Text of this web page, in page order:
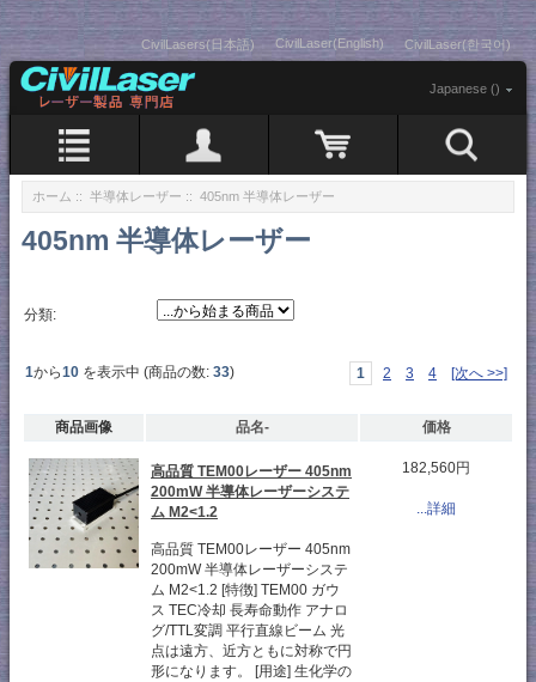
CivilLasers(日本語) CivilLaser(English) CivilLaser(한국어)
Japanese ()
ホーム :: 半導体レーザー :: 405nm 半導体レーザー
405nm 半導体レーザー
分類:
1から10 を表示中 (商品の数: 33) 1 2 3 4 [次へ >>]
商品画像 品名- 価格
高品質 TEM00レーザー 405nm
200mW 半導体レーザーシステ
ム M2<1.2
高品質 TEM00レーザー 405nm
200mW 半導体レーザーシステ
ム M2<1.2 [特徴] TEM00 ガウ
ス TEC冷却 長寿命動作 アナロ
グ/TTL変調 平行直線ビーム 光
点は遠方、近方ともに対称で円
形になります。 [用途] 生化学の
182,560円
...詳細